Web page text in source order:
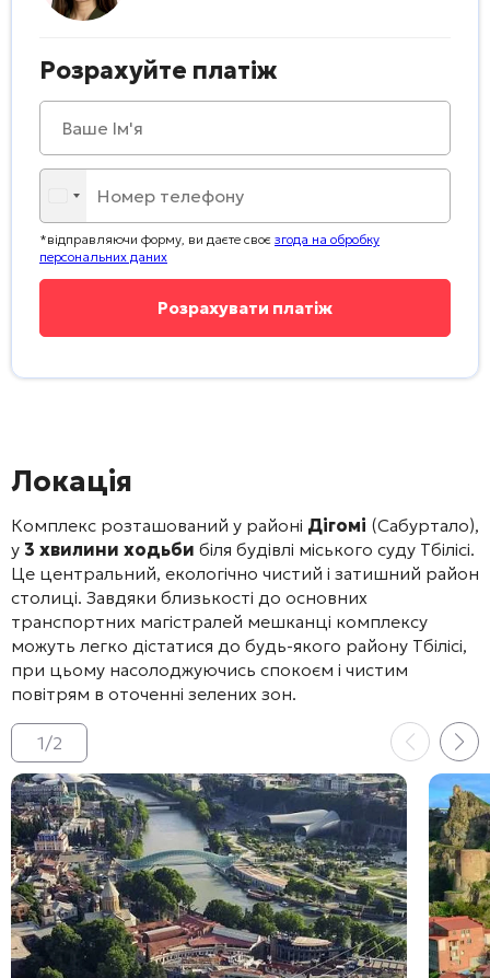
Розрахуйте платіж
*відправляючи форму, ви даєте своє згода на обробку
персональних даних
Локація
Комплекс розташований у районі Дігомі (Сабуртало),
у 3 хвилини ходьби біля будівлі міського суду Тбілісі.
Це центральний, екологічно чистий і затишний район
столиці. Завдяки близькості до основних
транспортних магістралей мешканці комплексу
можуть легко дістатися до будь-якого району Тбілісі,
при цьому насолоджуючись спокоєм і чистим
повітрям в оточенні зелених зон.
1/2